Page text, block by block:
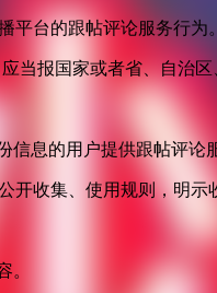
平台的跟帖评论服务行为
当报国家或者省、自治
信息的用户提供跟帖评论
开收集、使用规则，明
。